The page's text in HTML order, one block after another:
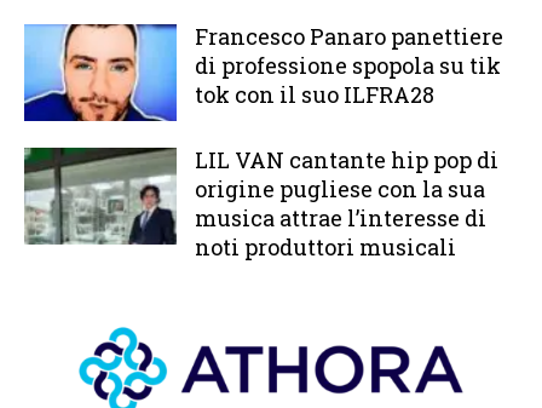
Francesco Panaro panettiere
di professione spopola su tik
tok con il suo ILFRA28
LIL VAN cantante hip pop di
origine pugliese con la sua
musica attrae l’interesse di
noti produttori musicali